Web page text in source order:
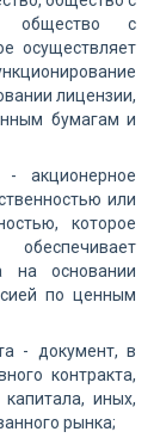
общество с
осуществляет
лицензии,
бумагам и
- акционерное
или
которое
на основании
по ценным
- документ, в
контракта,
иных,
рынка;